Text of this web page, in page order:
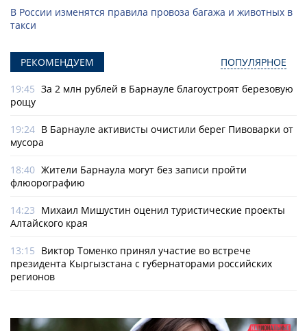
В России изменятся правила провоза багажа и животных в
такси
РЕКОМЕНДУЕМ ПОПУЛЯРНОЕ
19:45 За 2 млн рублей в Барнауле благоустроят березовую
рощу
19:24 В Барнауле активисты очистили берег Пивоварки от
мусора
18:40 Жители Барнаула могут без записи пройти
флюорографию
14:23 Михаил Мишустин оценил туристические проекты
Алтайского края
13:15 Виктор Томенко принял участие во встрече
президента Кыргызстана с губернаторами российских
регионов